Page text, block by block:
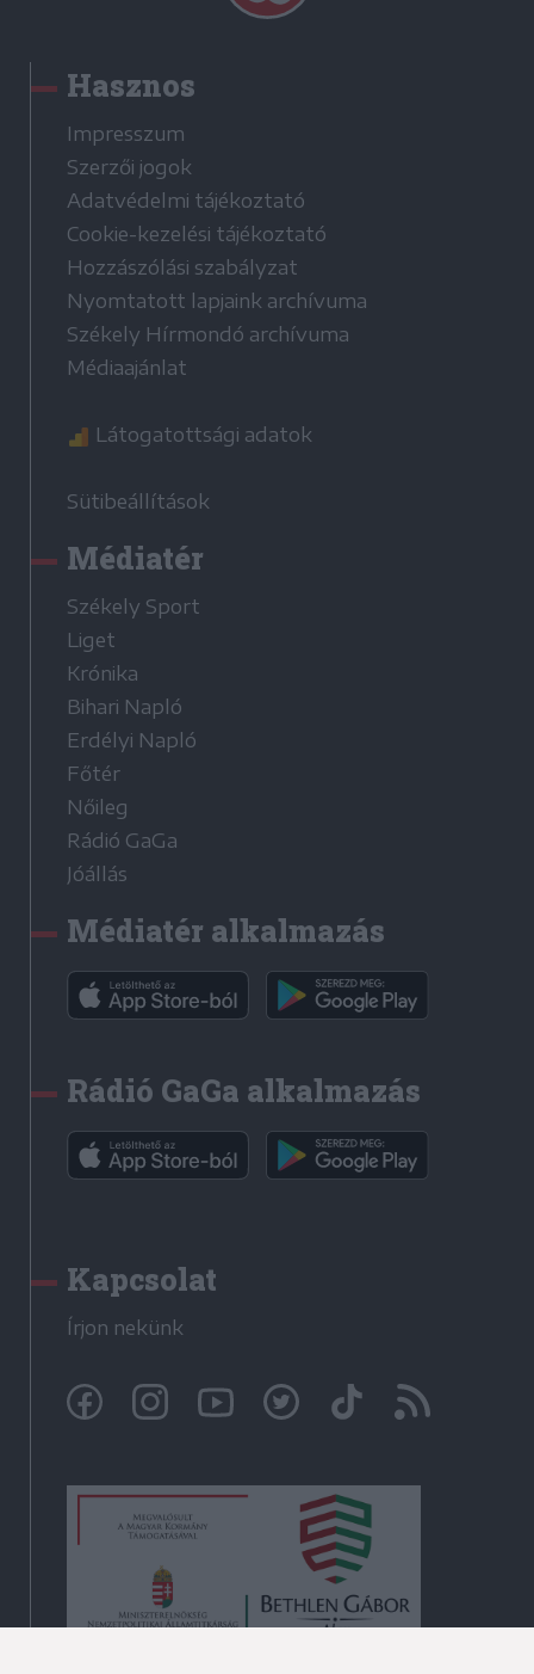
Hasznos
Impresszum
Szerzői jogok
Adatvédelmi tájékoztató
Cookie-kezelési tájékoztató
Hozzászólási szabályzat
Nyomtatott lapjaink archívuma
Székely Hírmondó archívuma
Médiaajánlat
Látogatottsági adatok
Sütibeállítások
Médiatér
Székely Sport
Liget
Krónika
Bihari Napló
Erdélyi Napló
Főtér
Nőileg
Rádió GaGa
Jóállás
Médiatér alkalmazás
Rádió GaGa alkalmazás
Kapcsolat
Írjon nekünk